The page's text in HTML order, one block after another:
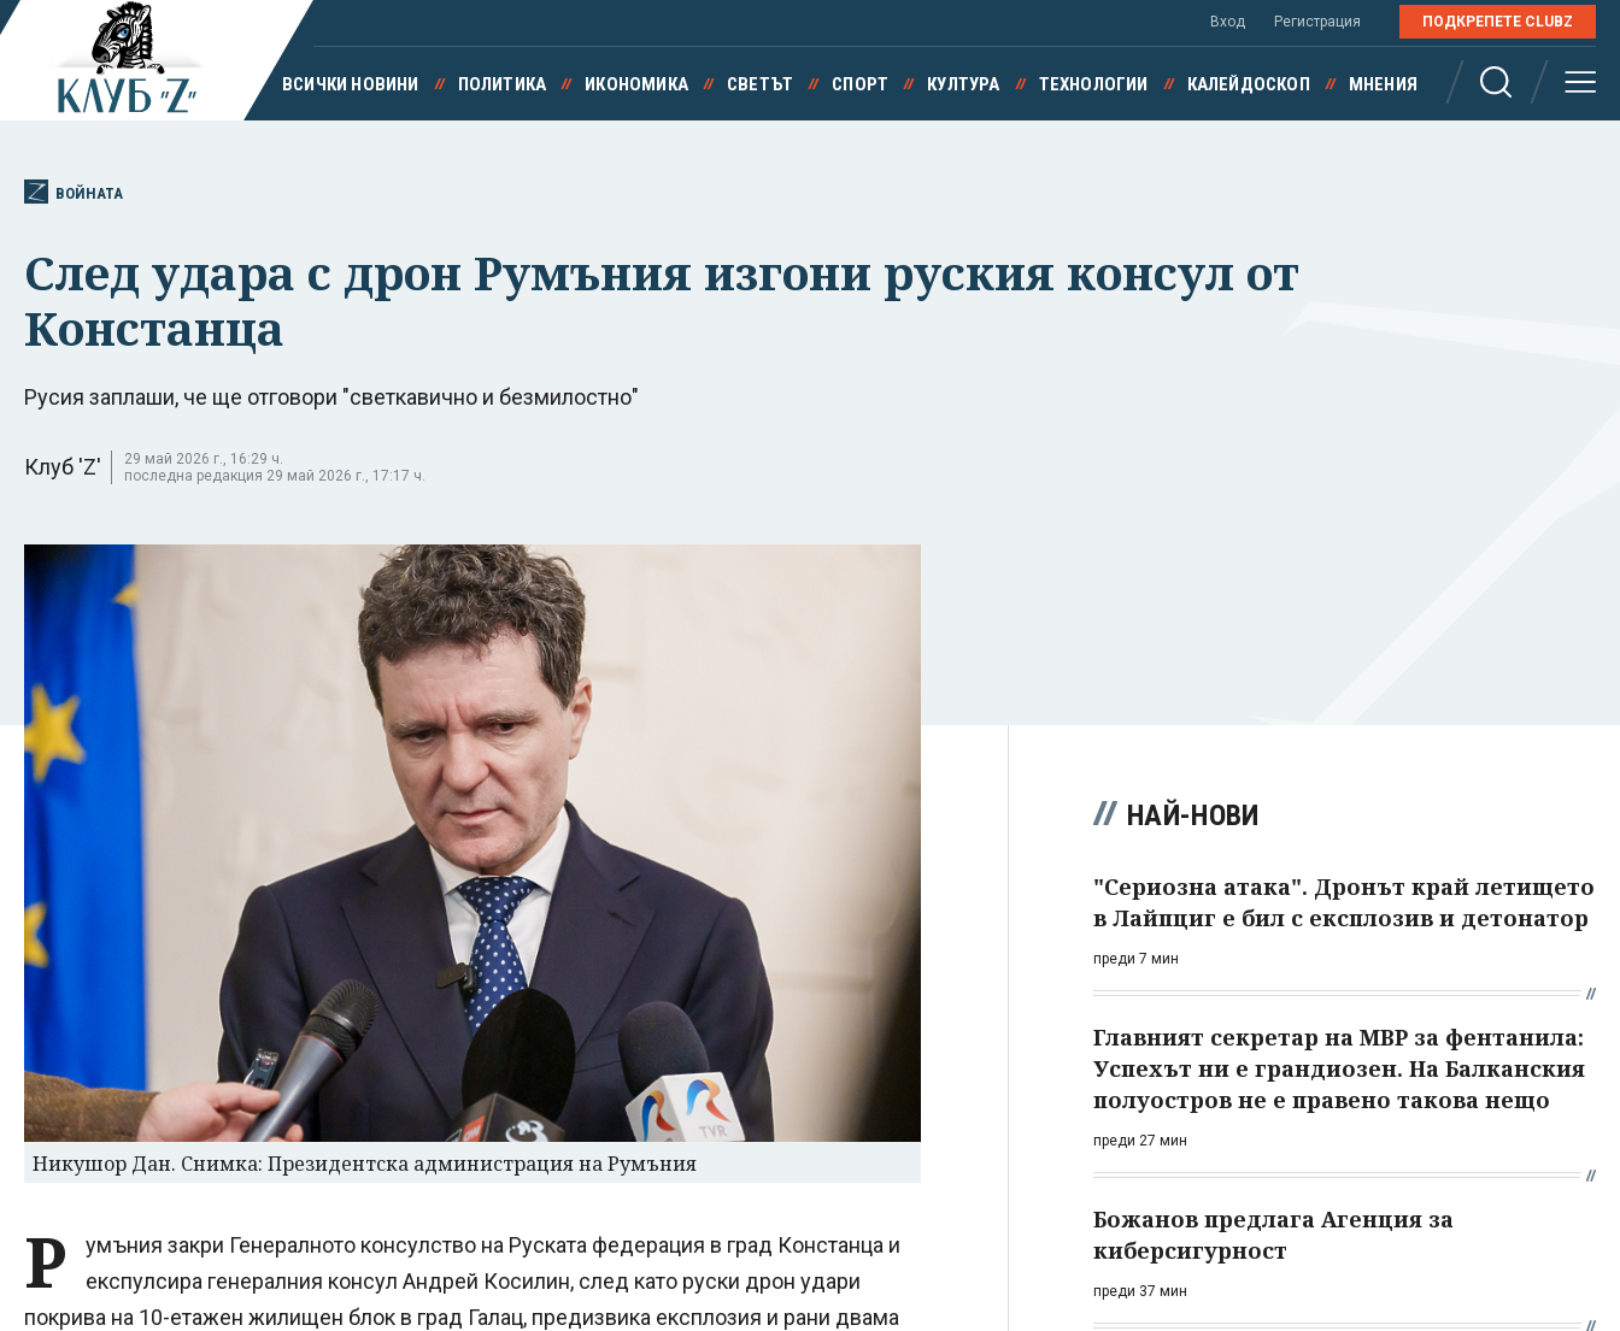
Вход Регистрация ПОДКРЕПЕТЕ CLUBZ
ВСИЧКИ НОВИНИ ПОЛИТИКА ИКОНОМИКА СВЕТЪТ СПОРТ КУЛТУРА ТЕХНОЛОГИИ КАЛЕЙДОСКОП МНЕНИЯ
ВОЙНАТА
След удара с дрон Румъния изгони руския консул от
Констанца
Русия заплаши, че ще отговори "светкавично и безмилостно"
Клуб 'Z'
29 май 2026 г., 16:29 ч.
последна редакция 29 май 2026 г., 17:17 ч.
Никушор Дан. Снимка: Президентска администрация на Румъния
Р
умъния закри Генералното консулство на Руската федерация в град Констанца и
експулсира генералния консул Андрей Косилин, след като руски дрон удари
покрива на 10-етажен жилищен блок в град Галац, предизвика експлозия и рани двама
НАЙ-НОВИ
"Сериозна атака". Дронът край летището
в Лайпциг е бил с експлозив и детонатор
преди 7 мин
Главният секретар на МВР за фентанила:
Успехът ни е грандиозен. На Балканския
полуостров не е правено такова нещо
преди 27 мин
Божанов предлага Агенция за
киберсигурност
преди 37 мин